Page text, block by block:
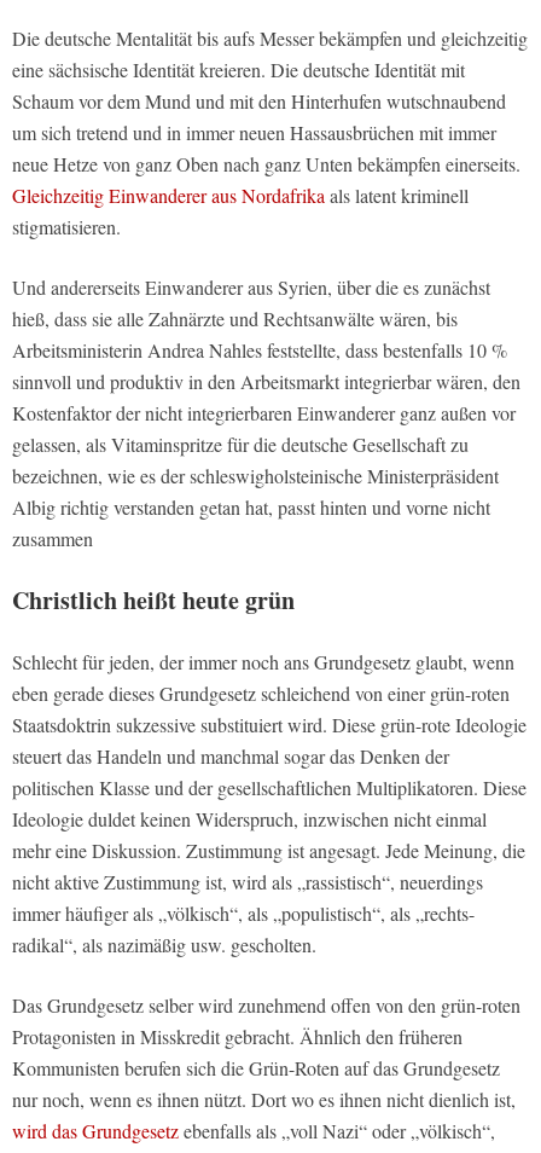
Die deutsche Mentalität bis aufs Messer bekämpfen und gleichzeitig
eine sächsische Identität kreieren. Die deutsche Identität mit
Schaum vor dem Mund und mit den Hinterhufen wutschnaubend
um sich tretend und in immer neuen Hassausbrüchen mit immer
neue Hetze von ganz Oben nach ganz Unten bekämpfen einerseits.
Gleichzeitig Einwanderer aus Nordafrikaals latent kriminell
stigmatisieren.
Und andererseits Einwanderer aus Syrien, über die es zunächst
hieß, dass sie alle Zahnärzte und Rechtsanwälte wären, bis
Arbeitsministerin Andrea Nahles feststellte, dass bestenfalls 10 %
sinnvoll und produktiv in den Arbeitsmarkt integrierbar wären, den
Kostenfaktor der nicht integrierbaren Einwanderer ganz außen vor
gelassen, als Vitaminspritze für die deutsche Gesellschaft zu
bezeichnen, wie es der schleswigholsteinische Ministerpräsident
Albig richtig verstanden getan hat, passt hinten und vorne nicht
zusammen
Christlich heißt heute grün
Schlecht für jeden, der immer noch ans Grundgesetz glaubt, wenn
eben gerade dieses Grundgesetz schleichend von einer grün-roten
Staatsdoktrin sukzessive substituiert wird. Diese grün-rote Ideologie
steuert das Handeln und manchmal sogar das Denken der
politischen Klasse und der gesellschaftlichen Multiplikatoren. Diese
Ideologie duldet keinen Widerspruch, inzwischen nicht einmal
mehr eine Diskussion. Zustimmung ist angesagt. Jede Meinung, die
nicht aktive Zustimmung ist, wird als „rassistisch“, neuerdings
immer häufiger als „völkisch“, als „populistisch“, als „rechts-
radikal“, als nazimäßig usw. gescholten.
Das Grundgesetz selber wird zunehmend offen von den grün-roten
Protagonisten in Misskredit gebracht. Ähnlich den früheren
Kommunisten berufen sich die Grün-Roten auf das Grundgesetz
nur noch, wenn es ihnen nützt. Dort wo es ihnen nicht dienlich ist,
wird das Grundgesetzebenfalls als „voll Nazi“ oder „völkisch“,